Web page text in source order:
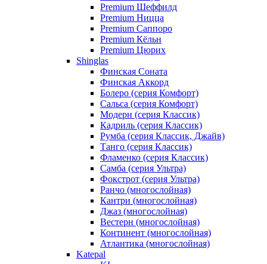
Premium Шеффилд
Premium Ницца
Premium Саппоро
Premium Кёльн
Premium Цюрих
Shinglas
Финская Соната
Финская Аккорд
Болеро (серия Комфорт)
Сальса (серия Комфорт)
Модерн (серия Классик)
Кадриль (серия Классик)
Румба (серия Классик, Джайв)
Танго (серия Классик)
Фламенко (серия Классик)
Самба (серия Ультра)
Фокстрот (серия Ультра)
Ранчо (многослойная)
Кантри (многослойная)
Джаз (многослойная)
Вестерн (многослойная)
Континент (многослойная)
Атлантика (многослойная)
Katepal